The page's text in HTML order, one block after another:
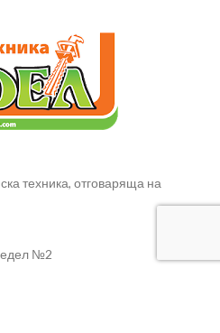
техника, отговаряща на
№2